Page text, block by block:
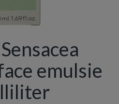
emulsie